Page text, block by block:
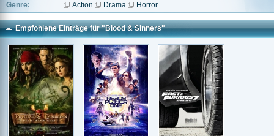
Genre:
Action Drama Horror
Empfohlene Einträge für "Blood & Sinners"